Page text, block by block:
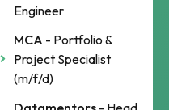
Engineer
MCA - Portfolio &
Project Specialist
(m/f/d)